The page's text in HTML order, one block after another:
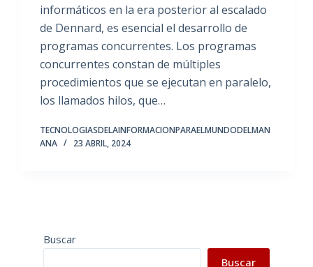
informáticos en la era posterior al escalado
de Dennard, es esencial el desarrollo de
programas concurrentes. Los programas
concurrentes constan de múltiples
procedimientos que se ejecutan en paralelo,
los llamados hilos, que…
TECNOLOGIASDELAINFORMACIONPARAELMUNDODELMAN
ANA
23 ABRIL, 2024
Buscar
Buscar